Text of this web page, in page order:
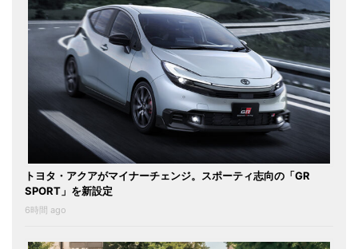
トヨタ・アクアがマイナーチェンジ。スポーティ志向の「GR
SPORT」を新設定
6時間 ago